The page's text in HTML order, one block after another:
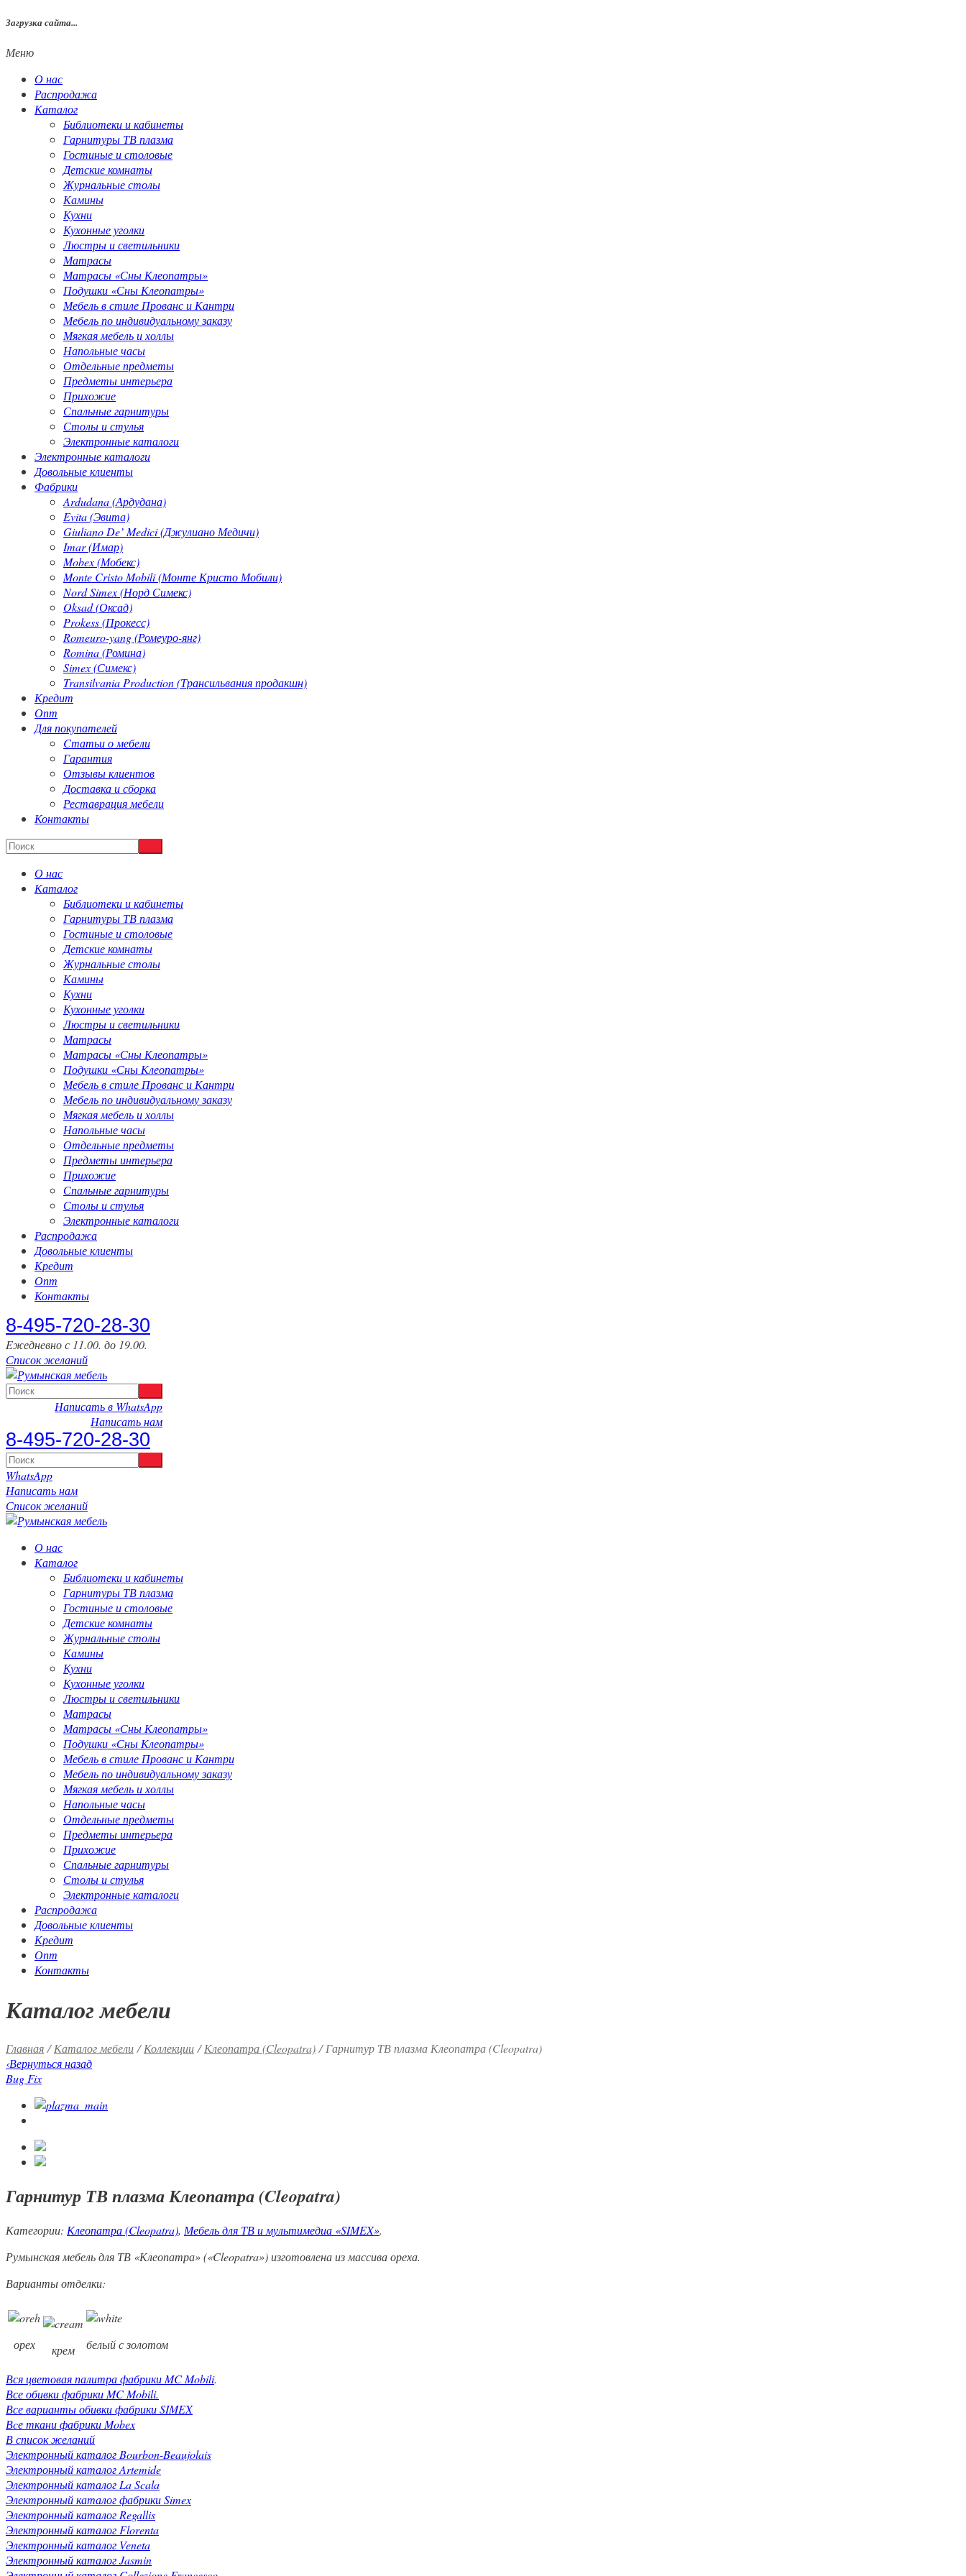
Загрузка сайта...
Меню
О нас
Распродажа
Каталог
Библиотеки и кабинеты
Гарнитуры ТВ плазма
Гостиные и столовые
Детские комнаты
Журнальные столы
Камины
Кухни
Кухонные уголки
Люстры и светильники
Матрасы
Матрасы «Сны Клеопатры»
Подушки «Сны Клеопатры»
Мебель в стиле Прованс и Кантри
Мебель по индивидуальному заказу
Мягкая мебель и холлы
Напольные часы
Отдельные предметы
Предметы интерьера
Прихожие
Спальные гарнитуры
Столы и стулья
Электронные каталоги
Электронные каталоги
Довольные клиенты
Фабрики
Ardudana (Ардудана)
Evita (Эвита)
Giuliano De’ Medici (Джулиано Медичи)
Imar (Имар)
Mobex (Мобекс)
Monte Cristo Mobili (Монте Кристо Мобили)
Nord Simex (Норд Симекс)
Oksad (Оксад)
Prokess (Прокесс)
Romeuro-yang (Ромеуро-янг)
Romina (Ромина)
Simex (Симекс)
Transilvania Production (Трансильвания продакшн)
Кредит
Опт
Для покупателей
Cтатьи о мебели
Гарантия
Отзывы клиентов
Доставка и сборка
Реставрация мебели
Контакты
О нас
Каталог
Библиотеки и кабинеты
Гарнитуры ТВ плазма
Гостиные и столовые
Детские комнаты
Журнальные столы
Камины
Кухни
Кухонные уголки
Люстры и светильники
Матрасы
Матрасы «Сны Клеопатры»
Подушки «Сны Клеопатры»
Мебель в стиле Прованс и Кантри
Мебель по индивидуальному заказу
Мягкая мебель и холлы
Напольные часы
Отдельные предметы
Предметы интерьера
Прихожие
Спальные гарнитуры
Столы и стулья
Электронные каталоги
Распродажа
Довольные клиенты
Кредит
Опт
Контакты
‎8-495-720-28-30
Eжедневно с 11.00. до 19.00.
Список желаний
Написать в WhatsApp
Написать нам
‎8-495-720-28-30
WhatsApp
Написать нам
Список желаний
О нас
Каталог
Библиотеки и кабинеты
Гарнитуры ТВ плазма
Гостиные и столовые
Детские комнаты
Журнальные столы
Камины
Кухни
Кухонные уголки
Люстры и светильники
Матрасы
Матрасы «Сны Клеопатры»
Подушки «Сны Клеопатры»
Мебель в стиле Прованс и Кантри
Мебель по индивидуальному заказу
Мягкая мебель и холлы
Напольные часы
Отдельные предметы
Предметы интерьера
Прихожие
Спальные гарнитуры
Столы и стулья
Электронные каталоги
Распродажа
Довольные клиенты
Кредит
Опт
Контакты
Каталог мебели
Главная/Каталог мебели/Коллекции/Клеопатра (Cleopatra)/ Гарнитур ТВ плазма Клеопатра (Cleopatra)
‹Вернуться назад
Bug Fix
Гарнитур ТВ плазма Клеопатра (Cleopatra)
Категории: Клеопатра (Cleopatra), Мебель для ТВ и мультимедиа «SIMEX».
Румынская мебель для ТВ «Клеопатра» («Cleopatra») изготовлена из массива ореха.
Варианты отделки:
орех крем белый с золотом
Вся цветовая палитра фабрики MC Mobili.
Все обивки фабрики MC Mobili.
Все варианты обивки фабрики SIMEX
Вcе ткани фабрики Mobex
В список желаний
Электронный каталог Bourbon-Beaujolais
Электронный каталог Artemide
Электронный каталог La Scala
Электронный каталог фабрики Simex
Электронный каталог Regallis
Электронный каталог Florenta
Электронный каталог Veneta
Электронный каталог Jasmin